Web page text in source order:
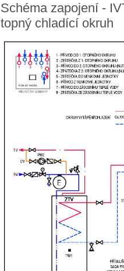
Schéma zapojení -
topný chladící okruh